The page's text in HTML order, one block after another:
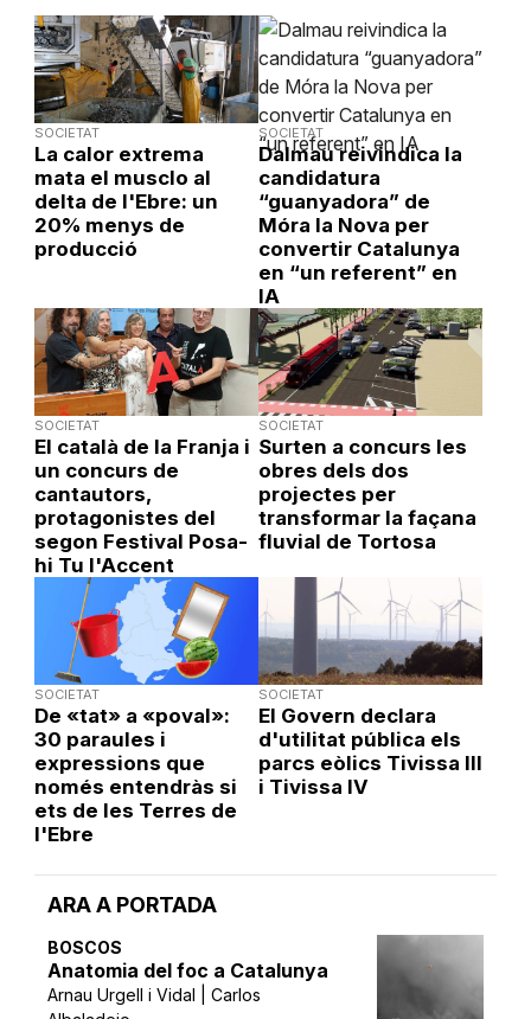
ARA A PORTADA
BOSCOS
Anatomia del foc a Catalunya
Arnau Urgell i Vidal | Carlos
SOCIETAT
La calor extrema
mata el musclo al
delta de l'Ebre: un
20% menys de
producció
SOCIETAT
Dalmau reivindica la
candidatura
“guanyadora” de
Móra la Nova per
convertir Catalunya
en “un referent” en
IA
SOCIETAT
El català de la Franja i
un concurs de
cantautors,
protagonistes del
segon Festival Posa-
hi Tu l'Accent
SOCIETAT
Surten a concurs les
obres dels dos
projectes per
transformar la façana
fluvial de Tortosa
SOCIETAT
De «tat» a «poval»:
30 paraules i
expressions que
només entendràs si
ets de les Terres de
l'Ebre
SOCIETAT
El Govern declara
d'utilitat pública els
parcs eòlics Tivissa III
i Tivissa IV